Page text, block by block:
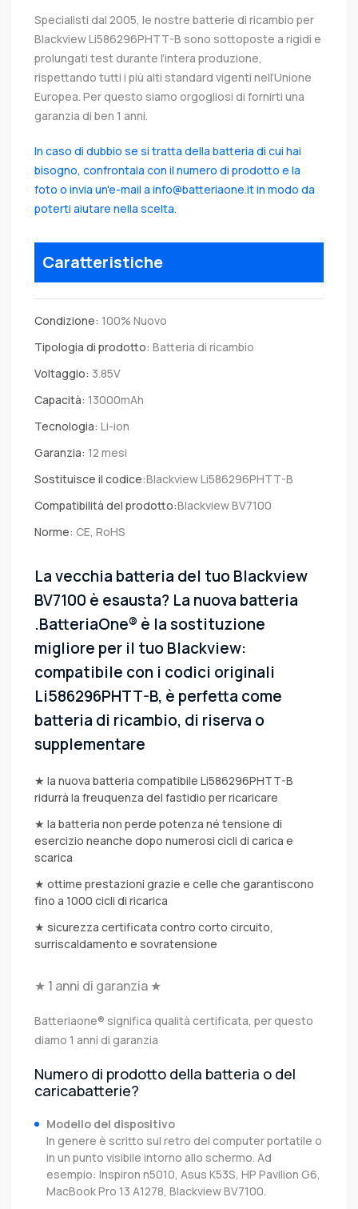
Specialisti dal 2005, le nostre batterie di ricambio per
Blackview Li586296PHTT-B sono sottoposte a rigidi e
prolungati test durante l’intera produzione,
rispettando tutti i più alti standard vigenti nell’Unione
Europea. Per questo siamo orgogliosi di fornirti una
garanzia di ben 1 anni.
In caso di dubbio se si tratta della batteria di cui hai
bisogno, confrontala con il numero di prodotto e la
foto o invia un'e-mail a info@batteriaone.it in modo da
poterti aiutare nella scelta.
Caratteristiche
Condizione: 100% Nuovo
Tipologia di prodotto: Batteria di ricambio
Voltaggio: 3.85V
Capacità: 13000mAh
Tecnologia: Li-ion
Garanzia: 12 mesi
Sostituisce il codice:Blackview Li586296PHTT-B
Compatibilità del prodotto:Blackview BV7100
Norme: CE, RoHS
La vecchia batteria del tuo Blackview
BV7100 è esausta? La nuova batteria
.BatteriaOne® è la sostituzione
migliore per il tuo Blackview:
compatibile con i codici originali
Li586296PHTT-B, è perfetta come
batteria di ricambio, di riserva o
supplementare
★ la nuova batteria compatibile Li586296PHTT-B
ridurrà la freuquenza del fastidio per ricaricare
★ la batteria non perde potenza né tensione di
esercizio neanche dopo numerosi cicli di carica e
scarica
★ ottime prestazioni grazie e celle che garantiscono
fino a 1000 cicli di ricarica
★ sicurezza certificata contro corto circuito,
surriscaldamento e sovratensione
★ 1 anni di garanzia ★
Batteriaone® significa qualità certificata, per questo
diamo 1 anni di garanzia
Numero di prodotto della batteria o del
caricabatterie?
Modello del dispositivo
In genere è scritto sul retro del computer portatile o
in un punto visibile intorno allo schermo. Ad
esempio: Inspiron n5010, Asus K53S, HP Pavilion G6,
MacBook Pro 13 A1278, Blackview BV7100.